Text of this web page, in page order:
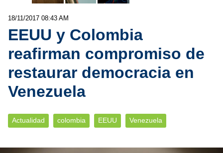
18/11/2017 08:43 AM
EEUU y Colombia
reafirman compromiso de
restaurar democracia en
Venezuela
Actualidad colombia EEUU Venezuela